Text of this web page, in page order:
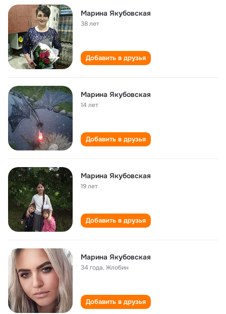
Марина Якубовская
38 лет
Добавить в друзья
Марина Якубовская
14 лет
Добавить в друзья
Марина Якубовская
19 лет
Добавить в друзья
Марина Якубовская
34 года,Жлобин
Добавить в друзья